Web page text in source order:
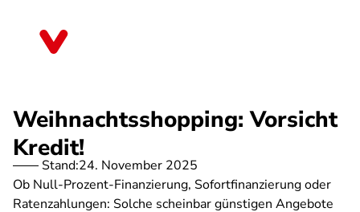
Weihnachtsshopping: Vorsicht
Kredit!
Stand:24. November 2025
Ob Null-Prozent-Finanzierung, Sofortfinanzierung oder
Ratenzahlungen: Solche scheinbar günstigen Angebote